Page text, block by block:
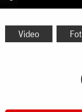
Video